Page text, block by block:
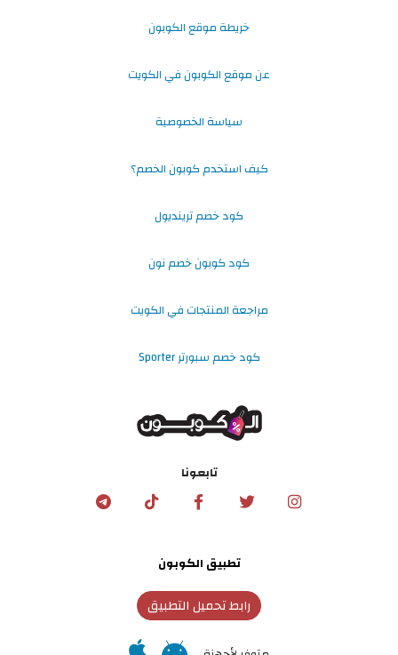
خريطة موقع الكوبون
عن موقع الكوبون في الكويت
سياسة الخصوصية
كيف استخدم كوبون الخصم؟
كود خصم ترينديول
كود كوبون خصم نون
مراجعة المنتجات في الكويت
كود خصم سبورتر Sporter
تابعونا
تطبيق الكوبون
رابط تحميل التطبيق